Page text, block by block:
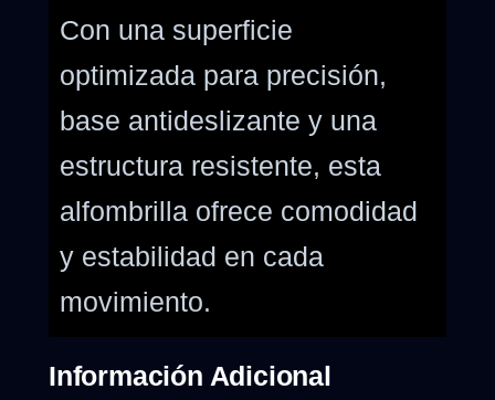
Con una superficie
optimizada para precisión,
base antideslizante y una
estructura resistente, esta
alfombrilla ofrece comodidad
y estabilidad en cada
movimiento.
Información Adicional